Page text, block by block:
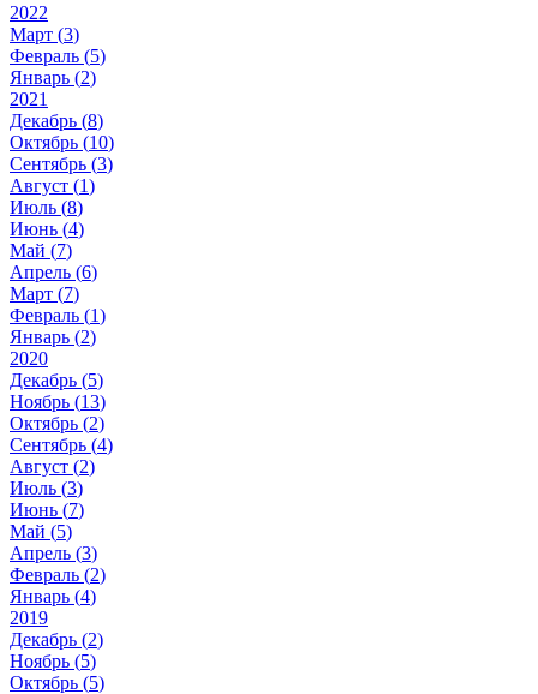
2022
Март (3)
Февраль (5)
Январь (2)
2021
Декабрь (8)
Октябрь (10)
Сентябрь (3)
Август (1)
Июль (8)
Июнь (4)
Май (7)
Апрель (6)
Март (7)
Февраль (1)
Январь (2)
2020
Декабрь (5)
Ноябрь (13)
Октябрь (2)
Сентябрь (4)
Август (2)
Июль (3)
Июнь (7)
Май (5)
Апрель (3)
Февраль (2)
Январь (4)
2019
Декабрь (2)
Ноябрь (5)
Октябрь (5)